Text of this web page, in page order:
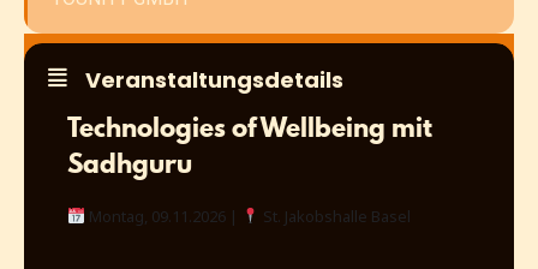
Veranstaltungsdetails
Technologies of Wellbeing mit
Sadhguru
Montag, 09.11.2026 | St. Jakobshalle Basel